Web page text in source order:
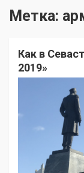
Метка:
Как в
2019»